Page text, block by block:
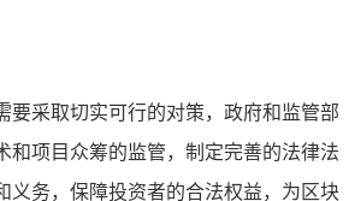
要采取切实可行的对策，政府和监管部
和项目众筹的监管，制定完善的法律法
义务，保障投资者的合法权益，为区块